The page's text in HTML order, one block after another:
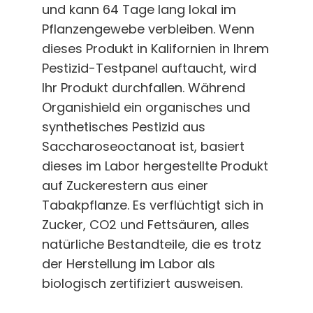
und kann 64 Tage lang lokal im
Pflanzengewebe verbleiben. Wenn
dieses Produkt in Kalifornien in Ihrem
Pestizid-Testpanel auftaucht, wird
Ihr Produkt durchfallen. Während
Organishield ein organisches und
synthetisches Pestizid aus
Saccharoseoctanoat ist, basiert
dieses im Labor hergestellte Produkt
auf Zuckerestern aus einer
Tabakpflanze. Es verflüchtigt sich in
Zucker, CO2 und Fettsäuren, alles
natürliche Bestandteile, die es trotz
der Herstellung im Labor als
biologisch zertifiziert ausweisen.